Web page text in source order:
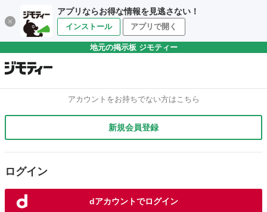
アプリならお得な情報を見逃さない！
インストール アプリで開く
地元の掲示板 ジモティー
アカウントをお持ちでない方はこちら
新規会員登録
ログイン
dアカウントでログイン